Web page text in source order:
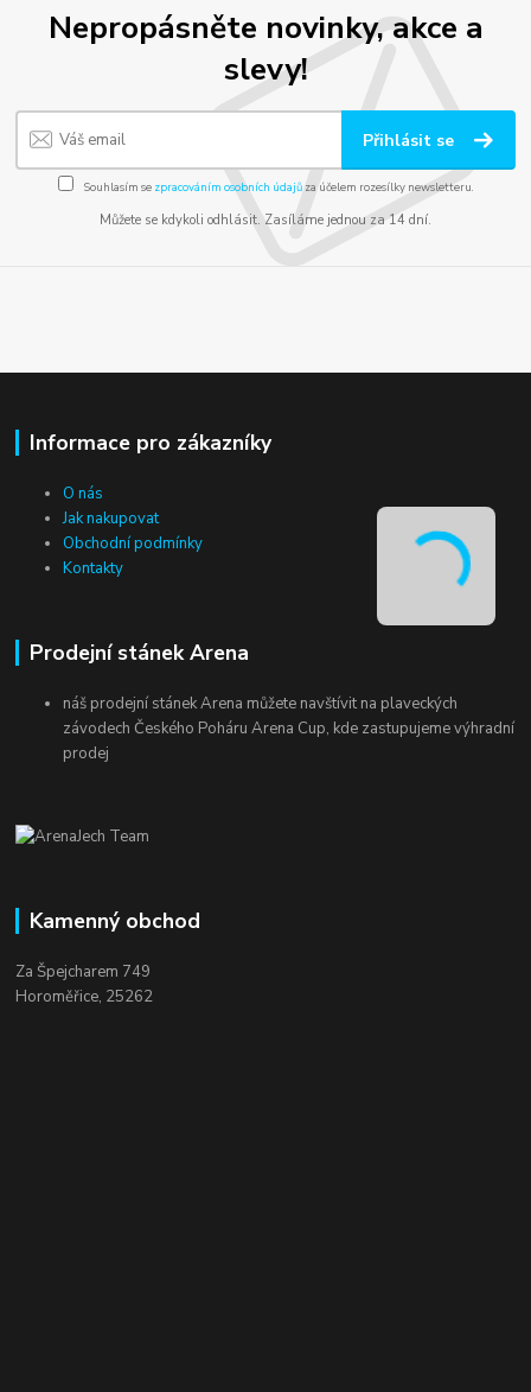
Nepropásněte novinky, akce a
slevy!
Přihlásit se
Souhlasím se zpracováním osobních údajůza účelem rozesílky newsletteru.
Můžete se kdykoli odhlásit. Zasíláme jednou za 14 dní.
Informace pro zákazníky
O nás
Jak nakupovat
Obchodní podmínky
Kontakty
Prodejní stánek Arena
náš prodejní stánek Arena můžete navštívit na plaveckých
závodech Českého Poháru Arena Cup, kde zastupujeme výhradní
prodej
Kamenný obchod
Za Špejcharem 749
Horoměřice, 25262